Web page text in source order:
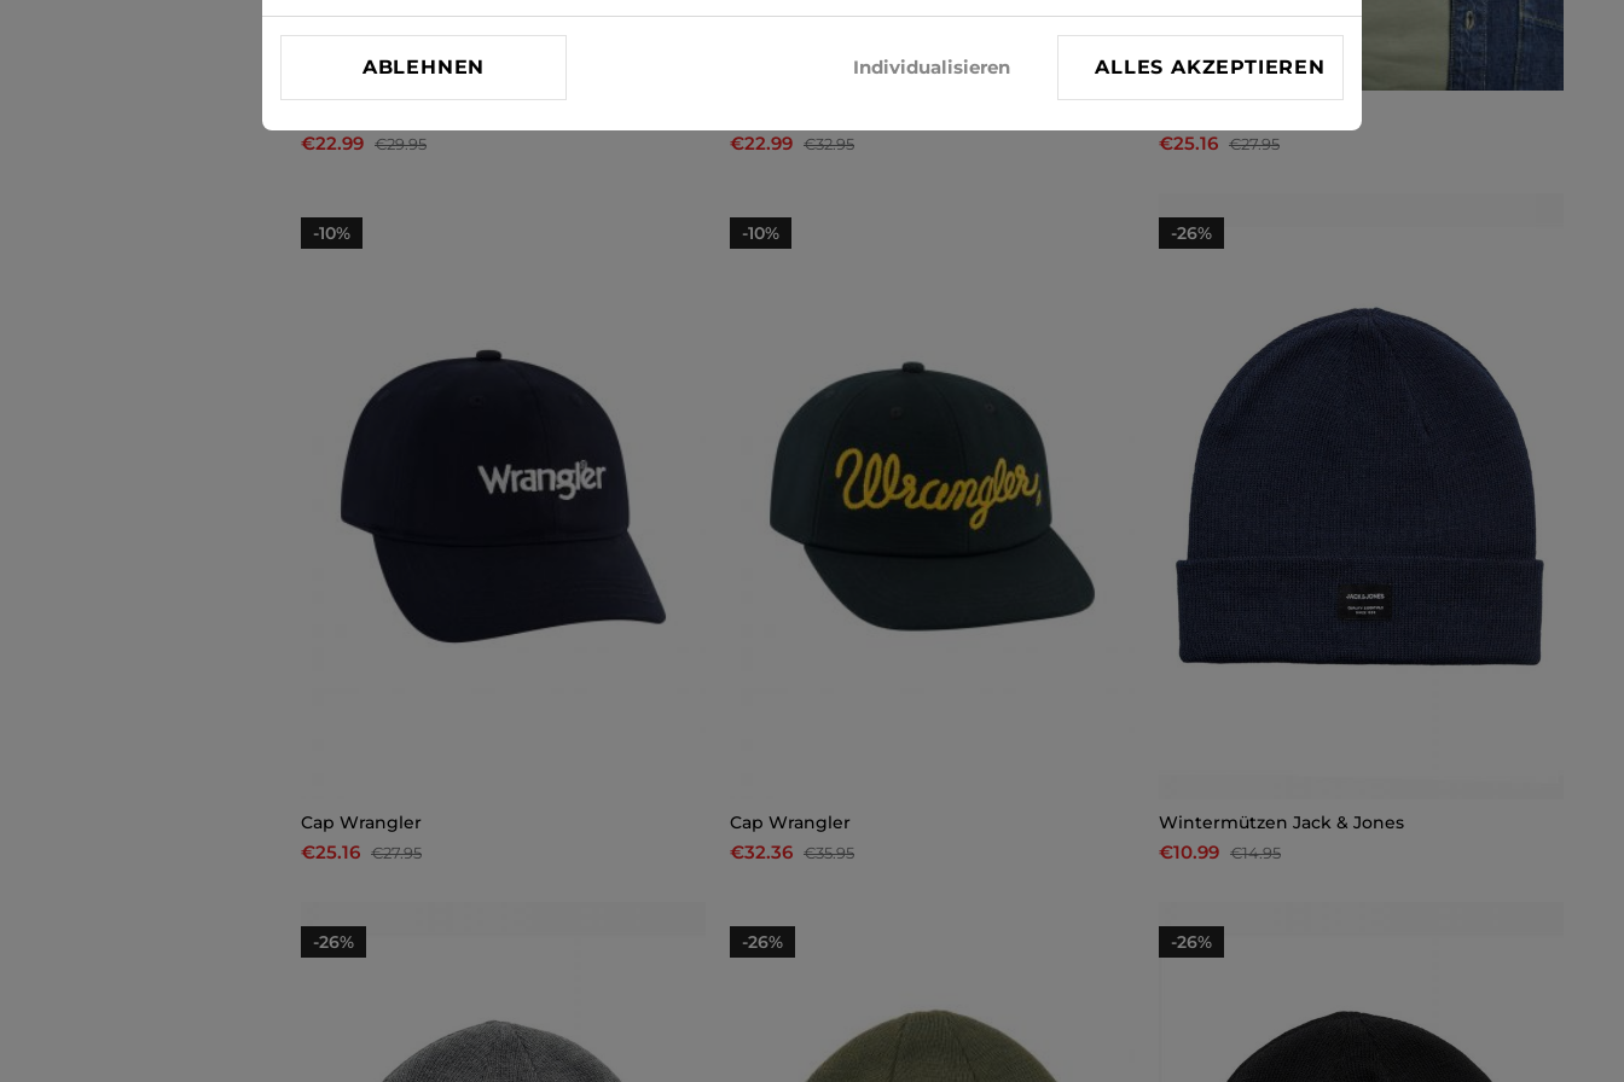
€22.99 €29.95
€22.99 €32.95
€25.16 €27.95
-10%
Cap Wrangler
€25.16 €27.95
-10%
Cap Wrangler
€32.36 €35.95
-26%
Wintermützen Jack & Jones
€10.99 €14.95
-26% -26% -26%
ABLEHNEN Individualisieren ALLES AKZEPTIEREN